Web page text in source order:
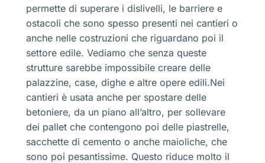
permette di superare i dislivelli, le barriere e
ostacoli che sono spesso presenti nei cantieri o
anche nelle costruzioni che riguardano poi il
settore edile. Vediamo che senza queste
strutture sarebbe impossibile creare delle
palazzine, case, dighe e altre opere edili.Nei
cantieri è usata anche per spostare delle
betoniere, da un piano all’altro, per sollevare
dei pallet che contengono poi delle piastrelle,
sacchette di cemento o anche maioliche, che
sono poi pesantissime. Questo riduce molto il